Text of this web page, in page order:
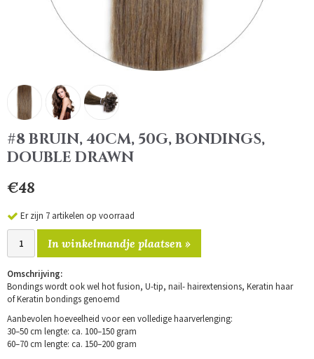
#8 BRUIN, 40CM, 50G, BONDINGS,
DOUBLE DRAWN
€48
Er zijn 7 artikelen op voorraad
In winkelmandje plaatsen »
Omschrijving:
Bondings wordt ook wel hot fusion, U-tip, nail- hairextensions, Keratin haar
of Keratin bondings genoemd
Aanbevolen hoeveelheid voor een volledige haarverlenging:
30–50 cm lengte: ca. 100–150 gram
60–70 cm lengte: ca. 150–200 gram